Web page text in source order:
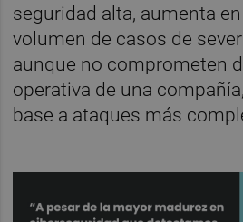
seguridad alta, aumenta
volumen de casos de
aunque no comprometen
operativa de una
base a ataques más